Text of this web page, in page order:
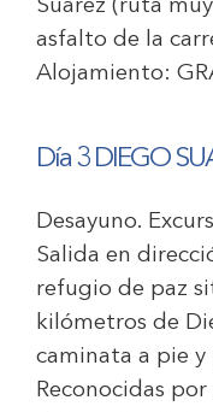
Suarez (ruta
asfalto de la
Alojamiento:
Día 3 DIEGO
Desayuno.
Salida en
refugio de paz
kilómetros de
caminata a pie y
Reconocidas